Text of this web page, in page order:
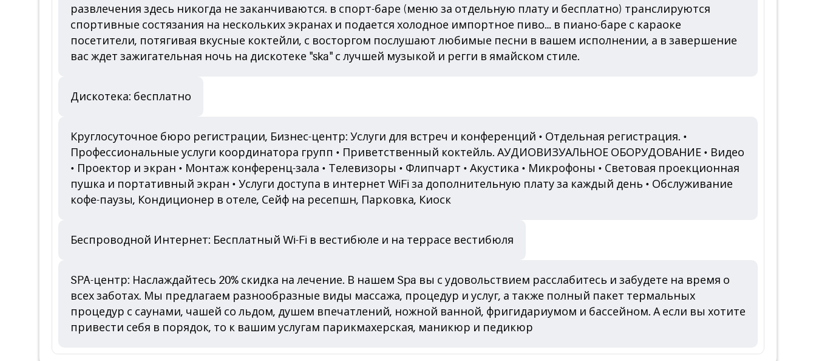
развлечения здесь никогда не заканчиваются. в спорт-баре (меню за отдельную плату и бесплатно) транслируются
спортивные состязания на нескольких экранах и подается холодное импортное пиво… в пиано-баре с караоке
посетители, потягивая вкусные коктейли, с восторгом послушают любимые песни в вашем исполнении, а в завершение
вас ждет зажигательная ночь на дискотеке "ska" с лучшей музыкой и регги в ямайском стиле.
Дискотека: бесплатно
Круглосуточное бюро регистрации, Бизнес-центр: Услуги для встреч и конференций • Отдельная регистрация. •
Профессиональные услуги координатора групп • Приветственный коктейль. АУДИОВИЗУАЛЬНОЕ ОБОРУДОВАНИЕ • Видео
• Проектор и экран • Монтаж конференц-зала • Телевизоры • Флипчарт • Акустика • Микрофоны • Световая проекционная
пушка и портативный экран • Услуги доступа в интернет WiFi за дополнительную плату за каждый день • Обслуживание
кофе-паузы, Кондиционер в отеле, Сейф на ресепшн, Парковка, Киоск
Беспроводной Интернет: Бесплатный Wi-Fi в вестибюле и на террасе вестибюля
SPA-центр: Наслаждайтесь 20% скидка на лечение. В нашем Spa вы с удовольствием расслабитесь и забудете на время о
всех заботах. Мы предлагаем разнообразные виды массажа, процедур и услуг, а также полный пакет термальных
процедур с саунами, чашей со льдом, душем впечатлений, ножной ванной, фригидариумом и бассейном. А если вы хотите
привести себя в порядок, то к вашим услугам парикмахерская, маникюр и педикюр